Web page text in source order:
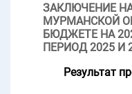
ЗАКЛЮЧЕНИЕ
МУРМАНСКОЙ
БЮДЖЕТЕ НА
ПЕРИОД 2025 И
Результат